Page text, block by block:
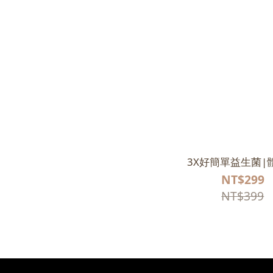
3X好簡單益生菌|
NT$299
NT$399